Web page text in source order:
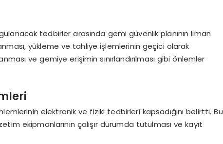
tedbirler arasında gemi güvenlik planının liman
yükleme ve tahliye işlemlerinin geçici olarak
ve gemiye erişimin sınırlandırılması gibi önlemler
elektronik ve fiziki tedbirleri kapsadığını belirtti. Bu
ekipmanlarının çalışır durumda tutulması ve kayıt